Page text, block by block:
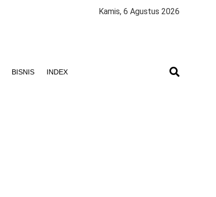
Kamis, 6 Agustus 2026
BISNIS INDEX